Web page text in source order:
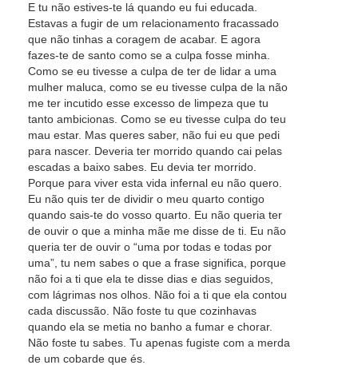
E tu não estives-te lá quando eu fui educada.
Estavas a fugir de um relacionamento fracassado
que não tinhas a coragem de acabar. E agora
fazes-te de santo como se a culpa fosse minha.
Como se eu tivesse a culpa de ter de lidar a uma
mulher maluca, como se eu tivesse culpa de la não
me ter incutido esse excesso de limpeza que tu
tanto ambicionas. Como se eu tivesse culpa do teu
mau estar. Mas queres saber, não fui eu que pedi
para nascer. Deveria ter morrido quando cai pelas
escadas a baixo sabes. Eu devia ter morrido.
Porque para viver esta vida infernal eu não quero.
Eu não quis ter de dividir o meu quarto contigo
quando sais-te do vosso quarto. Eu não queria ter
de ouvir o que a minha mãe me disse de ti. Eu não
queria ter de ouvir o “uma por todas e todas por
uma”, tu nem sabes o que a frase significa, porque
não foi a ti que ela te disse dias e dias seguidos,
com lágrimas nos olhos. Não foi a ti que ela contou
cada discussão. Não foste tu que cozinhavas
quando ela se metia no banho a fumar e chorar.
Não foste tu sabes. Tu apenas fugiste com a merda
de um cobarde que és.